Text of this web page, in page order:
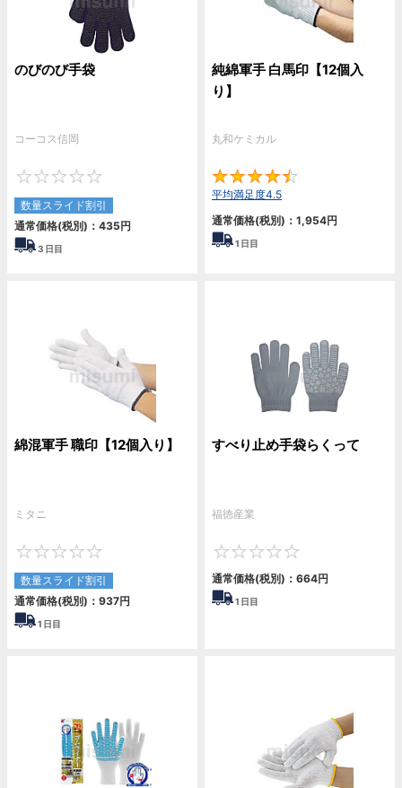
のびのび手袋
コーコス信岡
数量スライド割引
通常価格(税別)： 435円
3 日目
純綿軍手 白馬印【12個入
り】
丸和ケミカル
平均満足度4.5
通常価格(税別)： 1,954円
1 日目
綿混軍手 職印【12個入り】
ミタニ
数量スライド割引
通常価格(税別)： 937円
1 日目
すべり止め手袋らくって
福徳産業
通常価格(税別)： 664円
1 日目